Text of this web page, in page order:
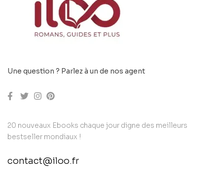
Une question ? Parlez à un de nos agent
20 nouveaux Ebooks chaque jour digne des meilleurs
bestseller mondiaux !
contact@iloo.fr